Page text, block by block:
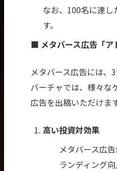
なお、100名に達し
す。
■ メタバース広告「ア
メタバース広告には、
バーチャでは、様々な
広告を出稿いただけます
高い投資対効果
メタバース広
ランディング